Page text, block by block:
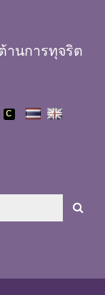
านการทุจริต